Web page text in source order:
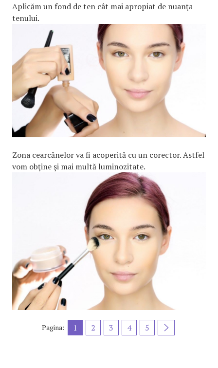
Aplicăm un fond de ten cât mai apropiat de nuanţa
tenului.
Zona cearcănelor va fi acoperită cu un corector. Astfel
vom obţine şi mai multă luminozitate.
Pagina: 1 2 3 4 5